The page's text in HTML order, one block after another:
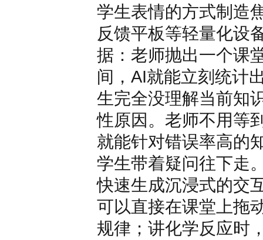
学生表情的方式制造
反馈平板等轻量化设
据：老师抛出一个课
间，AI就能立刻统计
生完全没理解当前知
性原因。老师不用等
就能针对错误率高的
学生带着疑问往下走
快速生成沉浸式的交
可以直接在课堂上拖
规律；讲化学反应时